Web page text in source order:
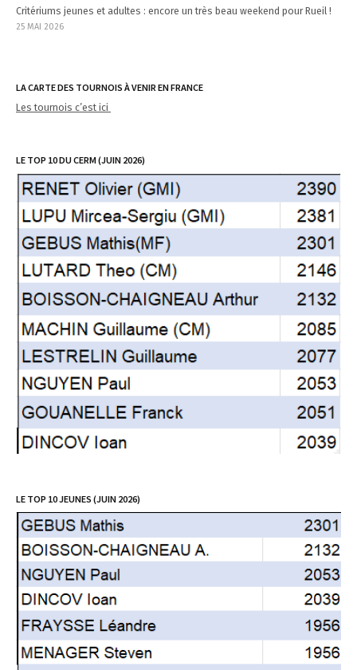
Critériums jeunes et adultes : encore un très beau weekend pour Rueil !
25 MAI 2026
LA CARTE DES TOURNOIS À VENIR EN FRANCE
Les tournois c’est ici
LE TOP 10 DU CERM (JUIN 2026)
LE TOP 10 JEUNES (JUIN 2026)